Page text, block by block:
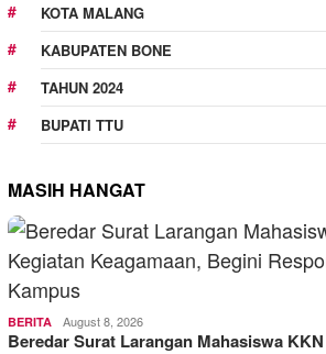
KOTA MALANG
KABUPATEN BONE
TAHUN 2024
BUPATI TTU
MASIH HANGAT
BERITA August 8, 2026
Beredar Surat Larangan Mahasiswa